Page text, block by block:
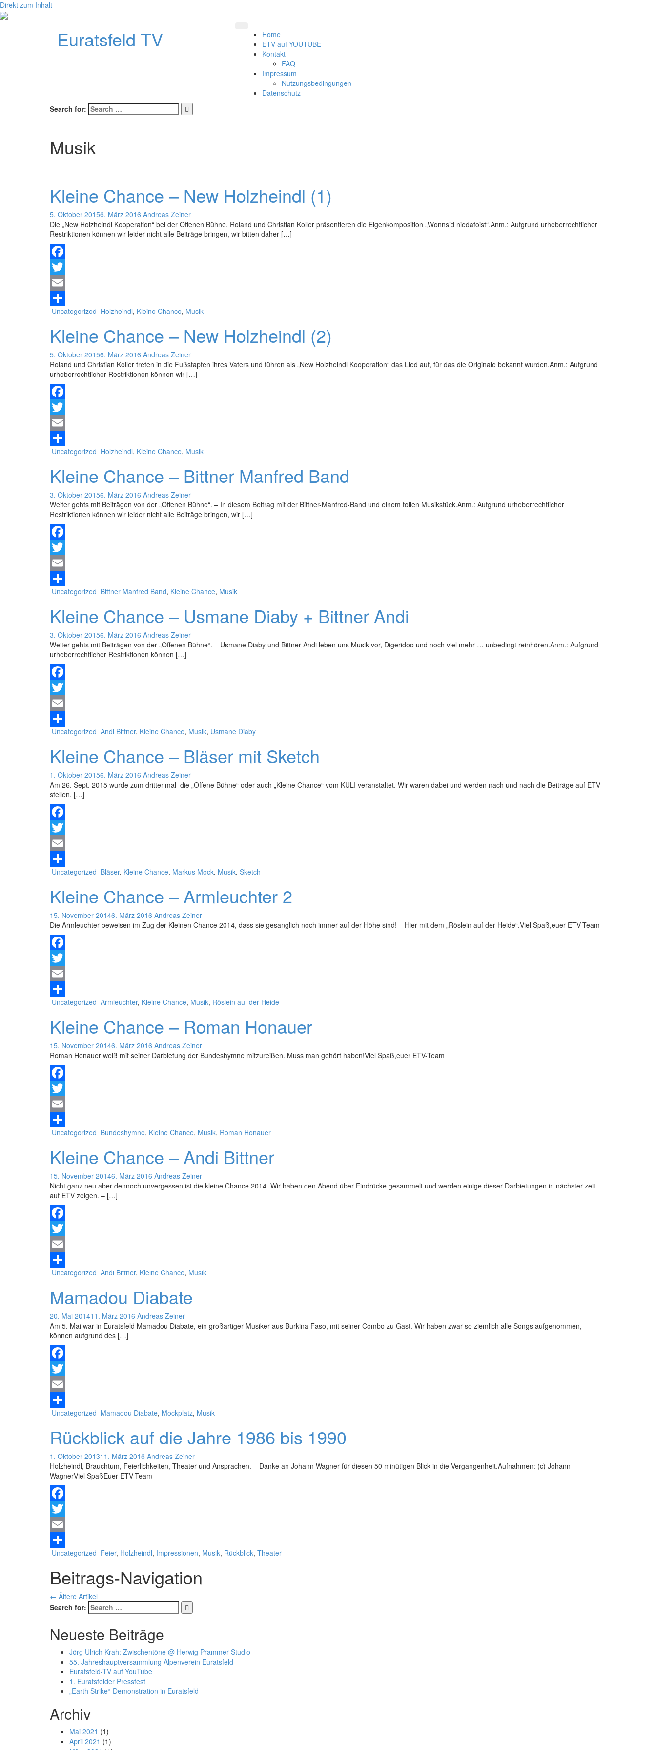
Direkt zum Inhalt
Euratsfeld TV
Home
ETV auf YOUTUBE
Kontakt
FAQ
Impressum
Nutzungsbedingungen
Datenschutz
Search for:
Musik
Kleine Chance – New Holzheindl (1)
5. Oktober 20156. März 2016 Andreas Zeiner
Die „New Holzheindl Kooperation“ bei der Offenen Bühne. Roland und Christian Koller präsentieren die Eigenkomposition „Wonns’d niedafoist“.Anm.: Aufgrund urheberrechtlicher
Restriktionen können wir leider nicht alle Beiträge bringen, wir bitten daher […]
Facebook
Twitter
Email
Teilen
Uncategorized Holzheindl, Kleine Chance, Musik
Kleine Chance – New Holzheindl (2)
5. Oktober 20156. März 2016 Andreas Zeiner
Roland und Christian Koller treten in die Fußstapfen ihres Vaters und führen als „New Holzheindl Kooperation“ das Lied auf, für das die Originale bekannt wurden.Anm.: Aufgrund
urheberrechtlicher Restriktionen können wir […]
Facebook
Twitter
Email
Teilen
Uncategorized Holzheindl, Kleine Chance, Musik
Kleine Chance – Bittner Manfred Band
3. Oktober 20156. März 2016 Andreas Zeiner
Weiter gehts mit Beiträgen von der „Offenen Bühne“. – In diesem Beitrag mit der Bittner-Manfred-Band und einem tollen Musikstück.Anm.: Aufgrund urheberrechtlicher
Restriktionen können wir leider nicht alle Beiträge bringen, wir […]
Facebook
Twitter
Email
Teilen
Uncategorized Bittner Manfred Band, Kleine Chance, Musik
Kleine Chance – Usmane Diaby + Bittner Andi
3. Oktober 20156. März 2016 Andreas Zeiner
Weiter gehts mit Beiträgen von der „Offenen Bühne“. – Usmane Diaby und Bittner Andi leben uns Musik vor, Digeridoo und noch viel mehr … unbedingt reinhören.Anm.: Aufgrund
urheberrechtlicher Restriktionen können […]
Facebook
Twitter
Email
Teilen
Uncategorized Andi Bittner, Kleine Chance, Musik, Usmane Diaby
Kleine Chance – Bläser mit Sketch
1. Oktober 20156. März 2016 Andreas Zeiner
Am 26. Sept. 2015 wurde zum drittenmal die „Offene Bühne“ oder auch „Kleine Chance“ vom KULI veranstaltet. Wir waren dabei und werden nach und nach die Beiträge auf ETV
stellen. […]
Facebook
Twitter
Email
Teilen
Uncategorized Bläser, Kleine Chance, Markus Mock, Musik, Sketch
Kleine Chance – Armleuchter 2
15. November 20146. März 2016 Andreas Zeiner
Die Armleuchter beweisen im Zug der Kleinen Chance 2014, dass sie gesanglich noch immer auf der Höhe sind! – Hier mit dem „Röslein auf der Heide“.Viel Spaß,euer ETV-Team
Facebook
Twitter
Email
Teilen
Uncategorized Armleuchter, Kleine Chance, Musik, Röslein auf der Heide
Kleine Chance – Roman Honauer
15. November 20146. März 2016 Andreas Zeiner
Roman Honauer weiß mit seiner Darbietung der Bundeshymne mitzureißen. Muss man gehört haben!Viel Spaß,euer ETV-Team
Facebook
Twitter
Email
Teilen
Uncategorized Bundeshymne, Kleine Chance, Musik, Roman Honauer
Kleine Chance – Andi Bittner
15. November 20146. März 2016 Andreas Zeiner
Nicht ganz neu aber dennoch unvergessen ist die kleine Chance 2014. Wir haben den Abend über Eindrücke gesammelt und werden einige dieser Darbietungen in nächster zeit
auf ETV zeigen. – […]
Facebook
Twitter
Email
Teilen
Uncategorized Andi Bittner, Kleine Chance, Musik
Mamadou Diabate
20. Mai 201411. März 2016 Andreas Zeiner
Am 5. Mai war in Euratsfeld Mamadou Diabate, ein großartiger Musiker aus Burkina Faso, mit seiner Combo zu Gast. Wir haben zwar so ziemlich alle Songs aufgenommen,
können aufgrund des […]
Facebook
Twitter
Email
Teilen
Uncategorized Mamadou Diabate, Mockplatz, Musik
Rückblick auf die Jahre 1986 bis 1990
1. Oktober 201311. März 2016 Andreas Zeiner
Holzheindl, Brauchtum, Feierlichkeiten, Theater und Ansprachen. – Danke an Johann Wagner für diesen 50 minütigen Blick in die Vergangenheit.Aufnahmen: (c) Johann
WagnerViel SpaßEuer ETV-Team
Facebook
Twitter
Email
Teilen
Uncategorized Feier, Holzheindl, Impressionen, Musik, Rückblick, Theater
Beitrags-Navigation
← Ältere Artikel
Search for:
Neueste Beiträge
Jörg Ulrich Krah: Zwischentöne @ Herwig Prammer Studio
55. Jahreshauptversammlung Alpenverein Euratsfeld
Euratsfeld-TV auf YouTube
1. Euratsfelder Pressfest
„Earth Strike“-Demonstration in Euratsfeld
Archiv
Mai 2021 (1)
April 2021 (1)